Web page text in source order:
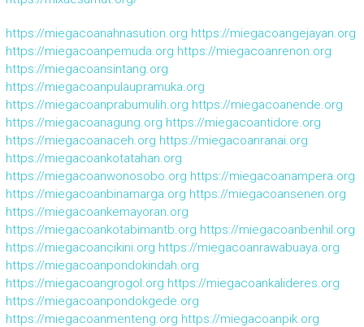
https://miegacoanahnasution.org https://miegacoangejayan.org
https://miegacoanpemuda.org https://miegacoanrenon.org
https://miegacoansintang.org
https://miegacoanpulaupramuka.org
https://miegacoanprabumulih.org https://miegacoanende.org
https://miegacoanagung.org https://miegacoantidore.org
https://miegacoanaceh.org https://miegacoanranai.org
https://miegacoankotatahan.org
https://miegacoanwonosobo.org https://miegacoanampera.org
https://miegacoanbinamarga.org https://miegacoansenen.org
https://miegacoankemayoran.org
https://miegacoankotabimantb.org https://miegacoanbenhil.org
https://miegacoancikini.org https://miegacoanrawabuaya.org
https://miegacoanpondokindah.org
https://miegacoangrogol.org https://miegacoankalideres.org
https://miegacoanpondokgede.org
https://miegacoanmenteng.org https://miegacoanpik.org